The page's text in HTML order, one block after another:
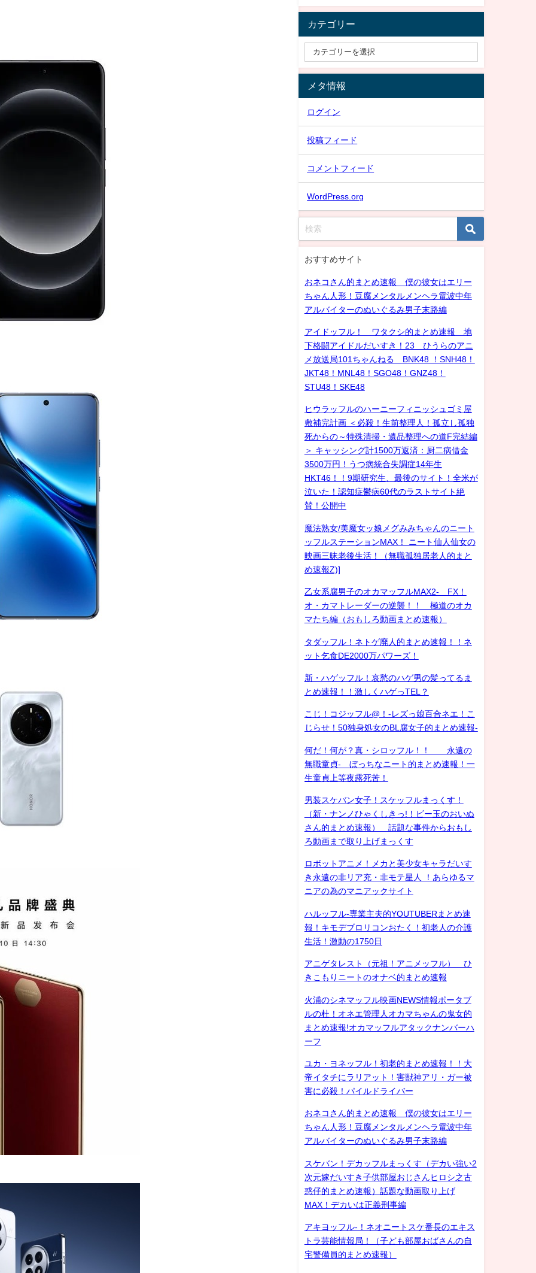
カテゴリー
メタ情報
ログイン
投稿フィード
コメントフィード
WordPress.org
おすすめサイト
おネコさん的まとめ速報 僕の彼女はエリー
ちゃん人形！豆腐メンタルメンヘラ電波中年
アルバイターのぬいぐるみ男子末路編
アイドッフル！ ワタクシ的まとめ速報 地
下格闘アイドルだいすき！23 ひうらのアニ
メ放送局101ちゃんねる BNK48 ！SNH48！
JKT48！MNL48！SGO48！GNZ48！
STU48！SKE48
ヒウラッフルのハーニーフィニッシュゴミ屋
敷補完計画 ＜必殺！生前整理人！孤立し孤独
死からの～特殊清掃・遺品整理への道F完結編
＞ キャッシング計1500万返済：厨二病借金
3500万円！うつ病統合失調症14年生
HKT46！！9期研究生、最後のサイト！全米が
泣いた！認知症鬱病60代のラストサイト絶
賛！公開中
魔法熟女/美魔女ッ娘メグみみちゃんのニート
ッフルステーションMAX！ ニート仙人仙女の
映画三昧老後生活！（無職孤独居老人的まと
め速報Z)]
乙女系腐男子のオカマッフルMAX2- FX！
オ・カマトレーダーの逆襲！！ 極道のオカ
マたち編（おもしろ動画まとめ速報）
タダッフル！ネトゲ廃人的まとめ速報！！ネ
ット乞食DE2000万パワーズ！
新・ハゲッフル！哀愁のハゲ男の髪ってるま
とめ速報！！激しくハゲっTEL？
こじ！コジッフル@！-レズっ娘百合ネエ！こ
じらせ！50独身処女のBL腐女子的まとめ速報-
何だ！何が？真・シロッフル！！ 永遠の
無職童貞- ぼっちなニート的まとめ速報！一
生童貞上等夜露死苦！
男装スケバン女子！スケッフルまっくす！
（新・ナンノひゃくしきっ!！ビー玉のおいぬ
さん的まとめ速報） 話題な事件からおもし
ろ動画まで取り上げまっくす
ロボットアニメ！メカと美少女キャラだいす
き永遠の非リア充・非モテ星人 ！あらゆるマ
ニアの為のマニアックサイト
ハルッフル-専業主夫的YOUTUBERまとめ速
報！キモデブロリコンおたく！初老人の介護
生活！激動の1750日
アニゲタレスト（元祖！アニメッフル） ひ
きこもりニートのオナベ的まとめ速報
火浦のシネマッフル映画NEWS情報ポータブ
ルの杜！オネエ管理人オカマちゃんの鬼女的
まとめ速報!オカマッフルアタックナンバーハ
ーフ
ユカ・ヨネッフル！初老的まとめ速報！！大
帝イタチにラリアット！害獣神アリ・ガー被
害に必殺！パイルドライバー
おネコさん的まとめ速報 僕の彼女はエリー
ちゃん人形！豆腐メンタルメンヘラ電波中年
アルバイターのぬいぐるみ男子末路編
スケバン！デカッフルまっくす（デカい強い2
次元嫁だいすき子供部屋おじさんヒロシ之古
惑仔的まとめ速報）話題な動画取り上げ
MAX！デカいは正義刑事編
アキヨッフル-！ネオニートスケ番長のエキス
トラ芸能情報局！（子ども部屋おばさんの自
宅警備員的まとめ速報）